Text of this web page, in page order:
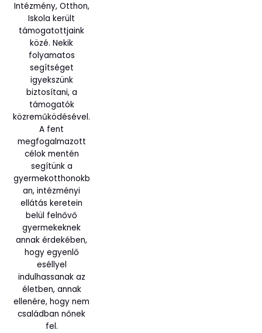
Intézmény, Otthon,
Iskola került
támogatottjaink
közé. Nekik
folyamatos
segítséget
igyekszünk
biztosítani, a
támogatók
közreműködésével.
A fent
megfogalmazott
célok mentén
segítünk a
gyermekotthonokb
an, intézményi
ellátás keretein
belül felnővő
gyermekeknek
annak érdekében,
hogy egyenlő
eséllyel
indulhassanak az
életben, annak
ellenére, hogy nem
családban nőnek
fel.